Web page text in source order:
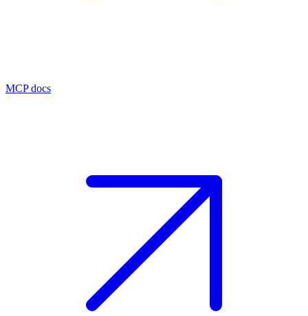
MCP docs